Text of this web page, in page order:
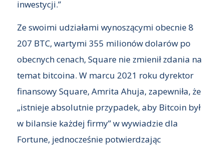
inwestycji.”
Ze swoimi udziałami wynoszącymi obecnie 8
207 BTC, wartymi 355 milionów dolarów po
obecnych cenach, Square nie zmienił zdania na
temat bitcoina. W marcu 2021 roku dyrektor
finansowy Square, Amrita Ahuja, zapewniła, że
„istnieje absolutnie przypadek, aby Bitcoin był
w bilansie każdej firmy” w wywiadzie dla
Fortune, jednocześnie potwierdzając